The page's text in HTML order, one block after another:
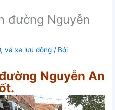
đường Nguyễn
,vá xe lưu động / Bởi
Nguyễn An